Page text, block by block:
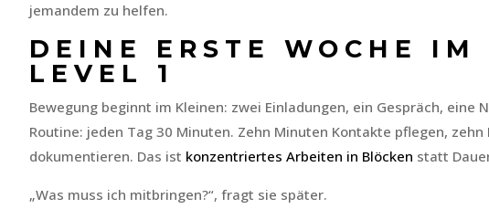
jemandem zu helfen.
DEINE ERSTE WOCHE IM
LEVEL 1
Bewegung beginnt im Kleinen: zwei Einladungen, ein Gespräch, eine
Routine: jeden Tag 30 Minuten. Zehn Minuten Kontakte pflegen,
dokumentieren. Das ist konzentriertes Arbeiten in Blöcken statt
„Was muss ich mitbringen?“, fragt sie später.